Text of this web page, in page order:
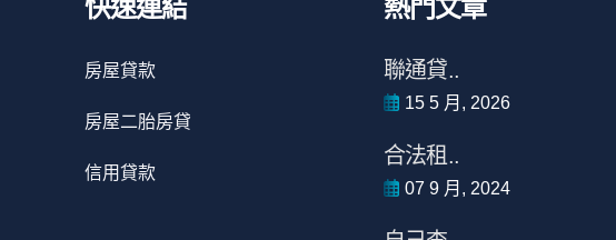
快速連結
房屋貸款
房屋二胎房貸
信用貸款
熱門文章
聯通貸..
15 5 月, 2026
合法租..
07 9 月, 2024